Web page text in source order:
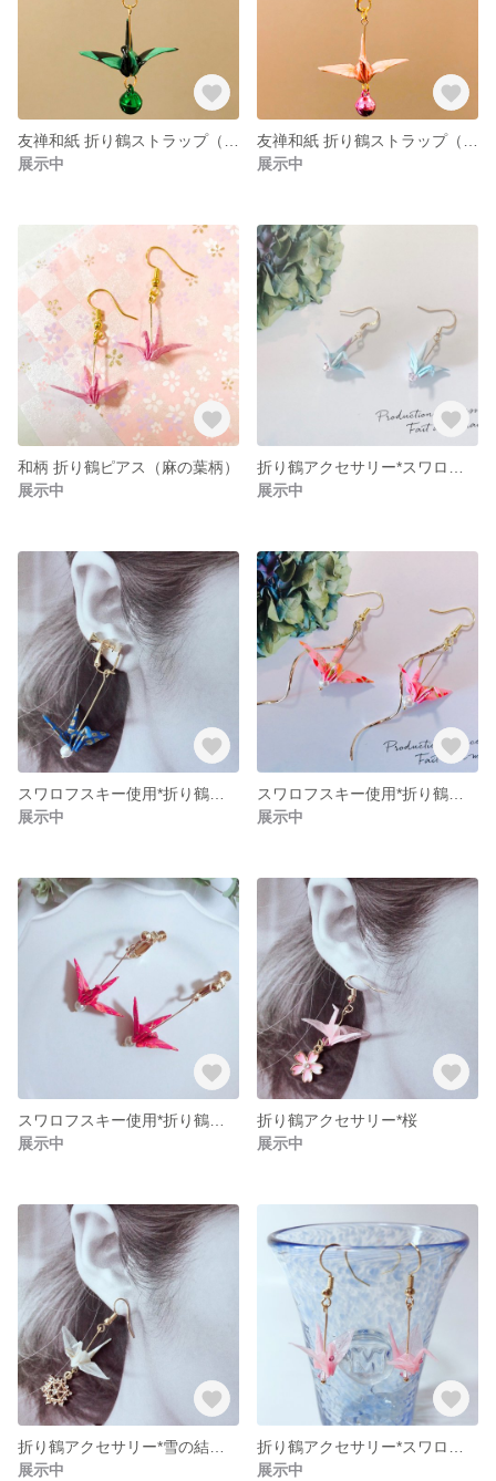
展示中
展示中
和柄 折り鶴ピアス（麻の葉柄）
展示中
展示中
展示中
展示中
展示中
折り鶴アクセサリー*桜
展示中
展示中
展示中